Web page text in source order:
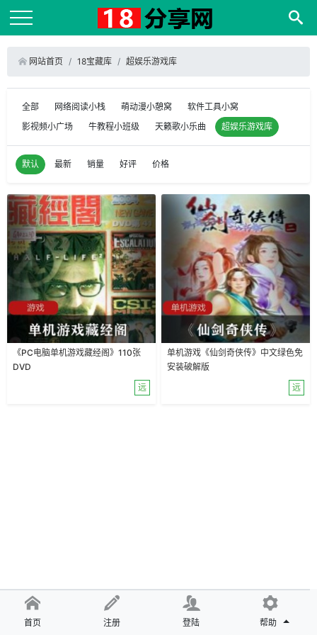
网站首页 18宝藏库 超娱乐游戏库
全部 网络阅读小栈 萌动漫小憩窝
软件工具小窝
影视频小广场
牛教程小班级 天籁歌小乐曲 超娱乐游戏库
默认 最新 销量 好评 价格
《PC电脑单机游戏藏经阁》110张
DVD
远
单机游戏《仙剑奇侠传》中文绿色免
安装破解版
远
首页 注册 登陆 帮助